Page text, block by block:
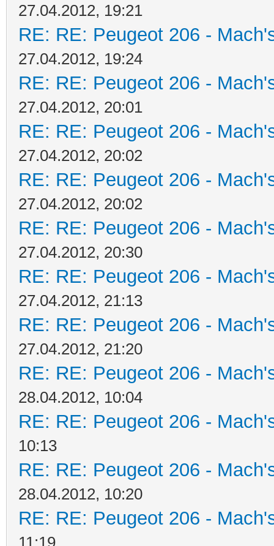
27.04.2012, 19:21
RE: RE: Peugeot 206 -
27.04.2012, 19:24
RE: RE: Peugeot 206 -
27.04.2012, 20:01
RE: RE: Peugeot 206 -
27.04.2012, 20:02
RE: RE: Peugeot 206 -
27.04.2012, 20:02
RE: RE: Peugeot 206 -
27.04.2012, 20:30
RE: RE: Peugeot 206 -
27.04.2012, 21:13
RE: RE: Peugeot 206 -
27.04.2012, 21:20
RE: RE: Peugeot 206 -
28.04.2012, 10:04
RE: RE: Peugeot 206 -
10:13
RE: RE: Peugeot 206 -
28.04.2012, 10:20
RE: RE: Peugeot 206 -
11:19